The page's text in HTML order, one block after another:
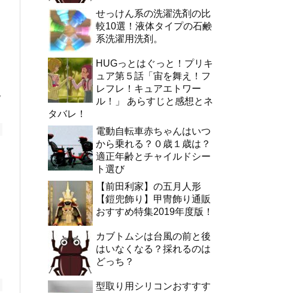
せっけん系の洗濯洗剤の比
較10選！液体タイプの石鹸
系洗濯用洗剤。
HUGっとはぐっと！プリキ
ュア第５話「宙を舞え！フ
レフレ！キュアエトワー
ル！」 あらすじと感想とネ
タバレ！
電動自転車赤ちゃんはいつ
から乗れる？０歳１歳は？
適正年齢とチャイルドシー
ト選び
【前田利家】の五月人形
【鎧兜飾り】甲冑飾り通販
おすすめ特集2019年度版！
カブトムシは台風の前と後
はいなくなる？採れるのは
どっち？
型取り用シリコンおすすす